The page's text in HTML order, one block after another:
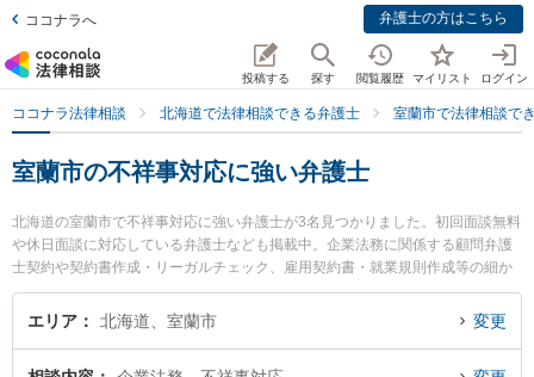
ココナラへ 弁護士の方はこちら
投稿する 探す 閲覧履歴 マイリスト ログイン
ココナラ法律相談 北海道で法律相談できる弁護士 室蘭市で法律相談で
室蘭市の不祥事対応に強い弁護士
北海道の室蘭市で不祥事対応に強い弁護士が3名見つかりました。初回面談無料
や休日面談に対応している弁護士なども掲載中。企業法務に関係する顧問弁護
士契約や契約書作成・リーガルチェック、雇用契約書・就業規則作成等の細か
な分野での絞り込み検索もでき便利です。特に池田翔一法律事務所の池田 翔一
弁護士や弁護士法人北海道みらい法律事務所の菊地 俊邦弁護士、弁護士法人北
エリア 北海道、室蘭市 変更